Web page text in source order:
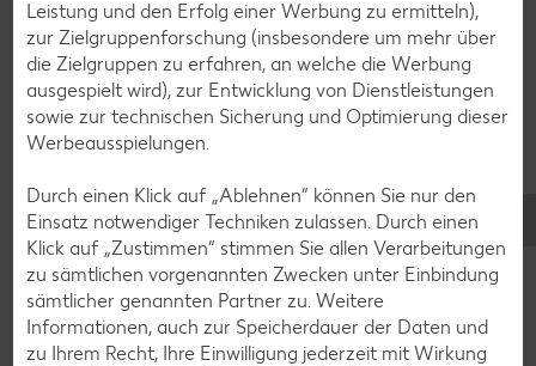
Bananen-Rezepte
Zurück zu allen Rezepten
Leistung und den Erfolg einer Werbung zu ermitteln),
zur Zielgruppenforschung (insbesondere um mehr über
die Zielgruppen zu erfahren, an welche die Werbung
ausgespielt wird), zur Entwicklung von Dienstleistungen
sowie zur technischen Sicherung und Optimierung dieser
Werbeausspielungen.
Durch einen Klick auf „Ablehnen“ können Sie nur den
Einsatz notwendiger Techniken zulassen. Durch einen
Klick auf „Zustimmen“ stimmen Sie allen Verarbeitungen
zu sämtlichen vorgenannten Zwecken unter Einbindung
sämtlicher genannten Partner zu. Weitere
Informationen, auch zur Speicherdauer der Daten und
zu Ihrem Recht, Ihre Einwilligung jederzeit mit Wirkung